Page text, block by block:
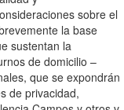
sobre el
la base
sustentan la
de domicilio –
que se expondrán
de privacidad,